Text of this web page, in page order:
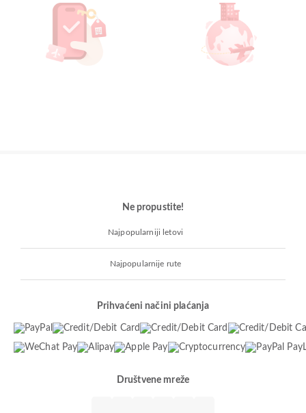
Ne propustite!
Najpopularniji letovi
Najpopularnije rute
Prihvaćeni načini plaćanja
Društvene mreže